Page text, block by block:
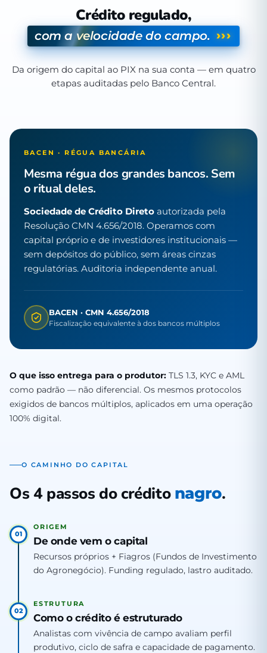
Crédito regulado,
com a velocidade do campo. ›››
Da origem do capital ao PIX na sua conta — em quatro
etapas auditadas pelo Banco Central.
BACEN · RÉGUA BANCÁRIA
Mesma régua dos grandes bancos. Sem
o ritual deles.
Sociedade de Crédito Direto autorizada pela
Resolução CMN 4.656/2018. Operamos com
capital próprio e de investidores institucionais —
sem depósitos do público, sem áreas cinzas
regulatórias. Auditoria independente anual.
BACEN · CMN 4.656/2018
Fiscalização equivalente à dos bancos múltiplos
O que isso entrega para o produtor: TLS 1.3, KYC e AML
como padrão — não diferencial. Os mesmos protocolos
exigidos de bancos múltiplos, aplicados em uma operação
100% digital.
O CAMINHO DO CAPITAL
Os 4 passos do crédito nagro.
01
ORIGEM
De onde vem o capital
Recursos próprios + Fiagros (Fundos de Investimento
do Agronegócio). Funding regulado, lastro auditado.
02
ESTRUTURA
Como o crédito é estruturado
Analistas com vivência de campo avaliam perfil
produtivo, ciclo de safra e capacidade de pagamento.